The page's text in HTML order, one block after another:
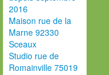
2016
Maison rue de la
Marne 92330
Sceaux
Studio rue de
Romainville 75019